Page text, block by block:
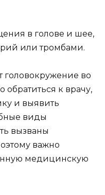
в голове и шее,
или тромбами.
головокружение во
к врачу,
и выявить
виды
вызваны
важно
медицинскую